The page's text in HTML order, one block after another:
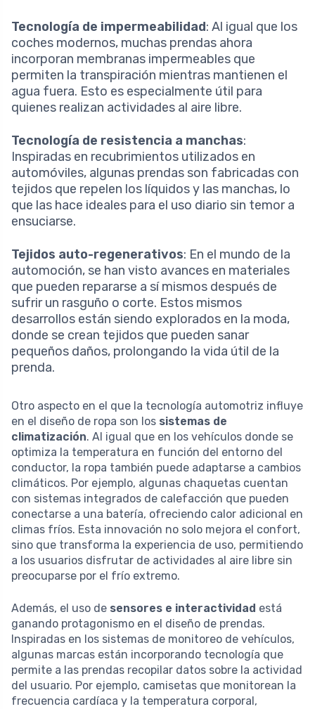
Tecnología de impermeabilidad: Al igual que los
coches modernos, muchas prendas ahora
incorporan membranas impermeables que
permiten la transpiración mientras mantienen el
agua fuera. Esto es especialmente útil para
quienes realizan actividades al aire libre.
Tecnología de resistencia a manchas:
Inspiradas en recubrimientos utilizados en
automóviles, algunas prendas son fabricadas con
tejidos que repelen los líquidos y las manchas, lo
que las hace ideales para el uso diario sin temor a
ensuciarse.
Tejidos auto-regenerativos: En el mundo de la
automoción, se han visto avances en materiales
que pueden repararse a sí mismos después de
sufrir un rasguño o corte. Estos mismos
desarrollos están siendo explorados en la moda,
donde se crean tejidos que pueden sanar
pequeños daños, prolongando la vida útil de la
prenda.
Otro aspecto en el que la tecnología automotriz influye
en el diseño de ropa son los sistemas de
climatización. Al igual que en los vehículos donde se
optimiza la temperatura en función del entorno del
conductor, la ropa también puede adaptarse a cambios
climáticos. Por ejemplo, algunas chaquetas cuentan
con sistemas integrados de calefacción que pueden
conectarse a una batería, ofreciendo calor adicional en
climas fríos. Esta innovación no solo mejora el confort,
sino que transforma la experiencia de uso, permitiendo
a los usuarios disfrutar de actividades al aire libre sin
preocuparse por el frío extremo.
Además, el uso de sensores e interactividad está
ganando protagonismo en el diseño de prendas.
Inspiradas en los sistemas de monitoreo de vehículos,
algunas marcas están incorporando tecnología que
permite a las prendas recopilar datos sobre la actividad
del usuario. Por ejemplo, camisetas que monitorean la
frecuencia cardíaca y la temperatura corporal,